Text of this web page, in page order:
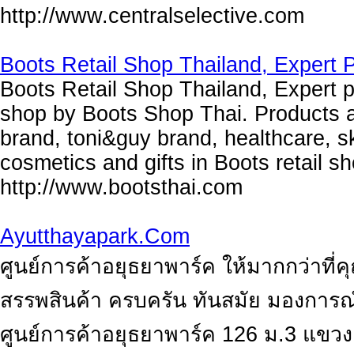
http://www.centralselective.com
Boots Retail Shop Thailand, Expert
Boots Retail Shop Thailand, Expert
shop by Boots Shop Thai. Products
brand, toni&guy brand, healthcare,
cosmetics and gifts in Boots retail
http://www.bootsthai.com
Ayutthayapark.Com
ศูนย์การค้าอยุธยาพาร์ค ให้มากกว่า
สรรพสินค้า ครบครัน ทันสมัย มองการ
ศูนย์การค้าอยุธยาพาร์ค 126 ม.3 แขว